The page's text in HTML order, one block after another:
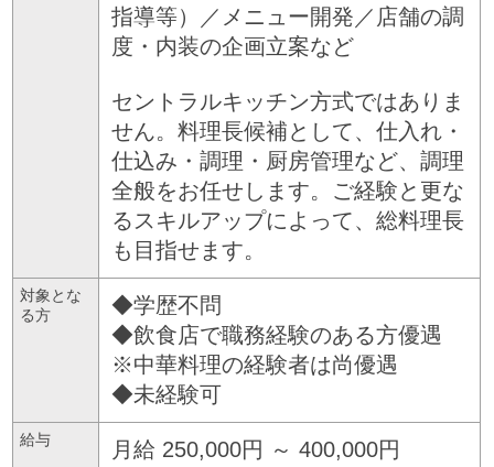
指導等）／メニュー開発／店舗の調
度・内装の企画立案など
セントラルキッチン方式ではありま
せん。料理長候補として、仕入れ・
仕込み・調理・厨房管理など、調理
全般をお任せします。ご経験と更な
るスキルアップによって、総料理長
も目指せます。
対象とな
る方
◆学歴不問
◆飲食店で職務経験のある方優遇
※中華料理の経験者は尚優遇
◆未経験可
給与
月給 250,000円 ～ 400,000円